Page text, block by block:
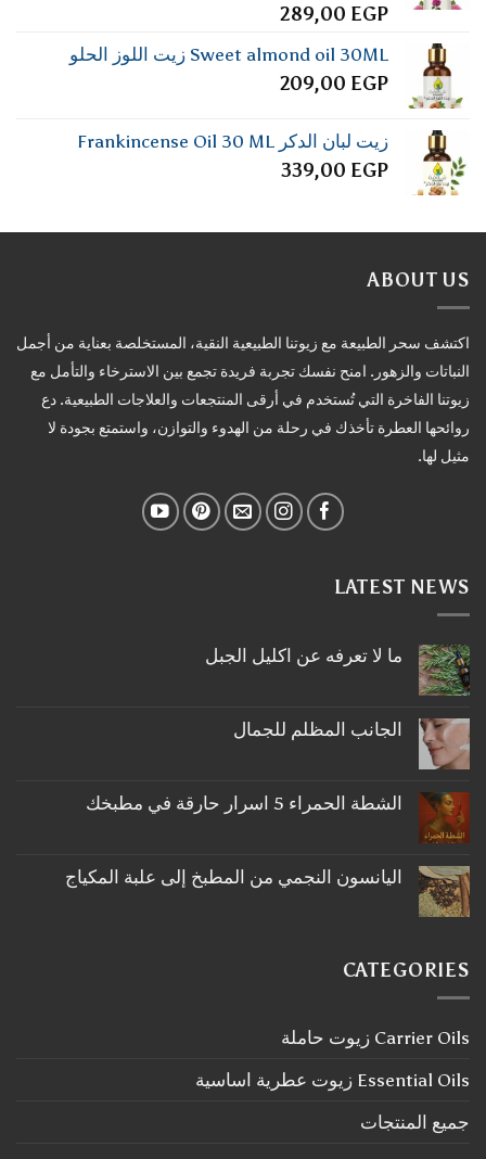
تم
4.00من
5
289,00 EGP
Sweet almond oil 30ML زيت اللوز الحلو
209,00 EGP
زيت لبان الدكر Frankincense Oil 30 ML
339,00 EGP
ABOUT US
اكتشف سحر الطبيعة مع زيوتنا الطبيعية النقية، المستخلصة بعناية من أجمل
النباتات والزهور. امنح نفسك تجربة فريدة تجمع بين الاسترخاء والتأمل مع
زيوتنا الفاخرة التي تُستخدم في أرقى المنتجعات والعلاجات الطبيعية. دع
روائحها العطرة تأخذك في رحلة من الهدوء والتوازن، واستمتع بجودة لا
مثيل لها.
LATEST NEWS
ما لا تعرفه عن اكليل الجبل
على
ما
اكليل
الجبل
الجانب المظلم للجمال
على
الجانب
الشطة الحمراء 5 اسرار حارقة في مطبخك
على
الشطة
في
مطبخك
اليانسون النجمي من المطبخ إلى علبة المكياج
اليانسون
النجمي
علبة
المكياج
CATEGORIES
Carrier Oils زيوت حاملة
Essential Oils زيوت عطرية اساسية
جميع المنتجات